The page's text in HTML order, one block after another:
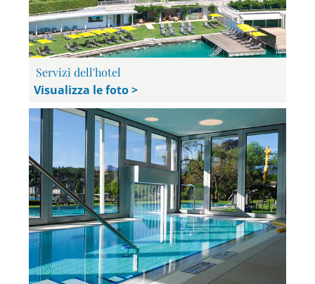
Servizi dell'hotel
Visualizza le foto >